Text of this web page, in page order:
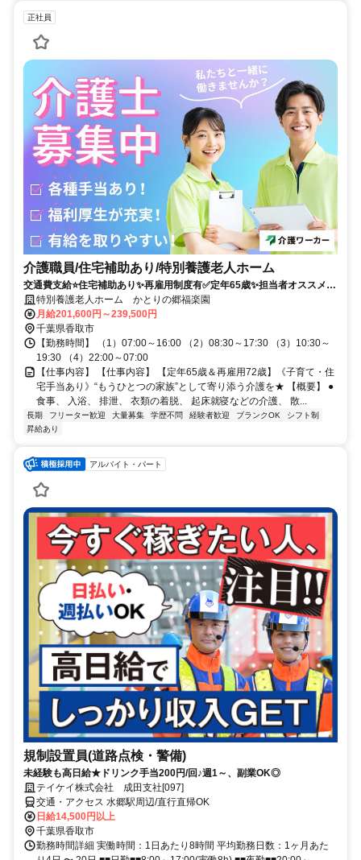
正社員
介護職員/住宅補助あり/特別養護老人ホーム
交通費支給⭐️住宅補助あり✨再雇用制度有✅️定年65歳✨担当者オススメ⭕️
経験者優遇✨車通勤ＯＫ
特別養護老人ホーム かとりの郷福楽園
月給201,600円～239,500円
千葉県香取市
【勤務時間】 （1）07:00～16:00 （2）08:30～17:30 （3）10:30～
19:30 （4）22:00～07:00
【仕事内容】 【仕事内容】 【定年65歳＆再雇用72歳】《子育て・住
宅手当あり》“もうひとつの家族”として寄り添う介護を★ 【概要】 ●
食事、 入浴、 排泄、 衣類の着脱、 起床就寝などの介護、 散...
長期 フリーター歓迎 大量募集 学歴不問 経験者歓迎 ブランクOK
シフト制
昇給あり
アルバイト・パート
規制設置員(道路点検・警備)
未経験も高日給★ドリンク手当200円/回♪週1～、副業OK◎
テイケイ株式会社 成田支社[097]
交通・アクセス 水郷駅周辺/直行直帰OK
日給14,500円以上
千葉県香取市
勤務時間詳細 実働時間：1日あたり8時間 平均勤務日数：1ヶ月あた